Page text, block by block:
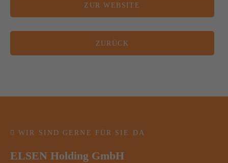
ZUR WEBSITE
ZURÜCK
WIR SIND GERNE FÜR SIE DA
ELSEN Holding GmbH